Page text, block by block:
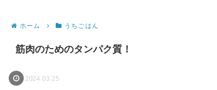
ホーム うちごはん
筋肉のためのタンパク質！
2024.03.25